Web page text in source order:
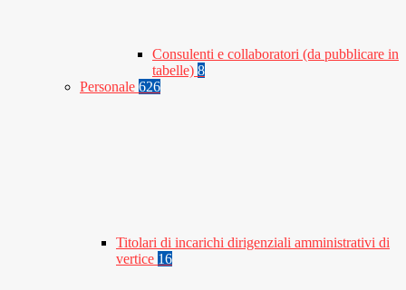
Consulenti e collaboratori (da pubblicare in
tabelle) 8
Personale 626
Titolari di incarichi dirigenziali amministrativi di
vertice 16